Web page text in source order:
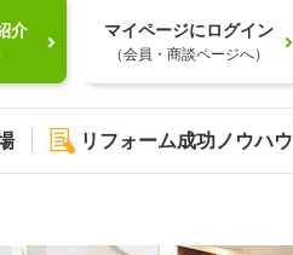
介 マイページにログイン
（会員・商談ページへ）
リフォーム成功ノウハウ